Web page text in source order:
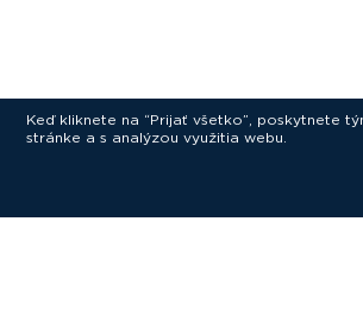
Keď kliknete na “Prijať všetko”, poskytnete
stránke a s analýzou využitia webu.